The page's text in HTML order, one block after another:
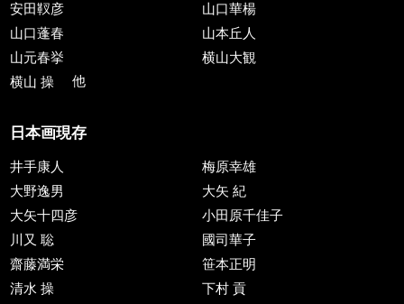
安田靫彦
山口華楊
山口蓬春
山本丘人
山元春挙
横山大観
横山 操
他
日本画現存
井手康人
梅原幸雄
大野逸男
大矢 紀
大矢十四彦
小田原千佳子
川又 聡
國司華子
齋藤満栄
笹本正明
清水 操
下村 貢